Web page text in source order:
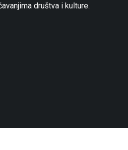
društva i kulture.